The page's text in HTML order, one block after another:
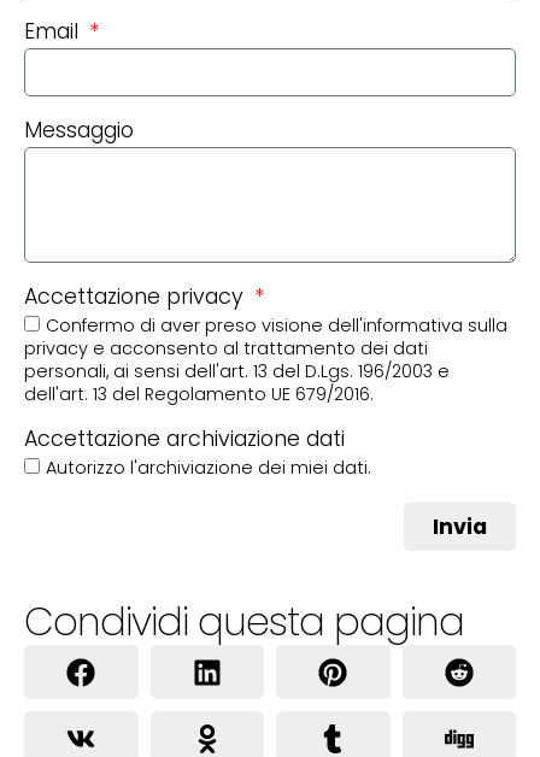
Email
Messaggio
Accettazione privacy
Confermo di aver preso visione dell'informativa sulla
privacy e acconsento al trattamento dei dati
personali, ai sensi dell'art. 13 del D.Lgs. 196/2003 e
dell'art. 13 del Regolamento UE 679/2016.
Accettazione archiviazione dati
Autorizzo l'archiviazione dei miei dati.
Invia
Condividi questa pagina